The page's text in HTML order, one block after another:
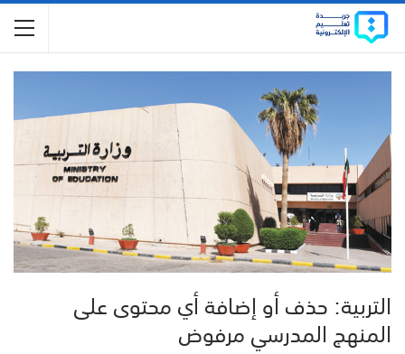
التربية: حذف أو إضافة أي محتوى على
المنهج المدرسي مرفوض